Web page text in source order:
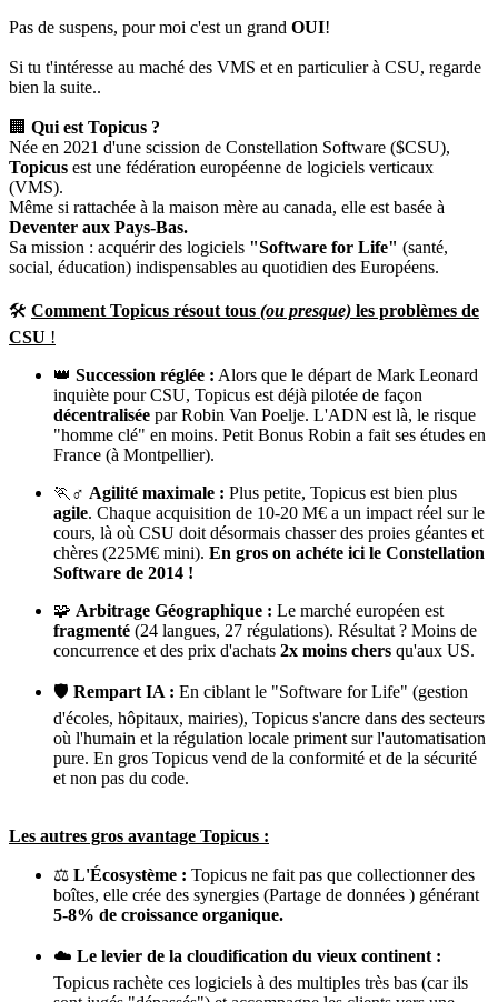
Pas de suspens, pour moi c'est un grand OUI!
Si tu t'intéresse au maché des VMS et en particulier à CSU, regarde
bien la suite..
🏢 Qui est Topicus ?
Née en 2021 d'une scission de Constellation Software ($CSU),
Topicus est une fédération européenne de logiciels verticaux
(VMS).
Même si rattachée à la maison mère au canada, elle est basée à
Deventer aux Pays-Bas.
Sa mission : acquérir des logiciels "Software for Life" (santé,
social, éducation) indispensables au quotidien des Européens.
🛠️ Comment Topicus résout tous (ou presque) les problèmes de
CSU !
👑 Succession réglée : Alors que le départ de Mark Leonard
inquiète pour CSU, Topicus est déjà pilotée de façon
décentralisée par Robin Van Poelje. L'ADN est là, le risque
"homme clé" en moins. Petit Bonus Robin a fait ses études en
France (à Montpellier).
🏃♂️ Agilité maximale : Plus petite, Topicus est bien plus
agile. Chaque acquisition de 10-20 M€ a un impact réel sur le
cours, là où CSU doit désormais chasser des proies géantes et
chères (225M€ mini). En gros on achéte ici le Constellation
Software de 2014 !
🧩 Arbitrage Géographique : Le marché européen est
fragmenté (24 langues, 27 régulations). Résultat ? Moins de
concurrence et des prix d'achats 2x moins chers qu'aux US.
🛡️ Rempart IA : En ciblant le "Software for Life" (gestion
d'écoles, hôpitaux, mairies), Topicus s'ancre dans des secteurs
où l'humain et la régulation locale priment sur l'automatisation
pure. En gros Topicus vend de la conformité et de la sécurité
et non pas du code.
Les autres gros avantage Topicus :
⚖️ L'Écosystème : Topicus ne fait pas que collectionner des
boîtes, elle crée des synergies (Partage de données ) générant
5-8% de croissance organique.
☁️ Le levier de la cloudification du vieux continent :
Topicus rachète ces logiciels à des multiples très bas (car ils